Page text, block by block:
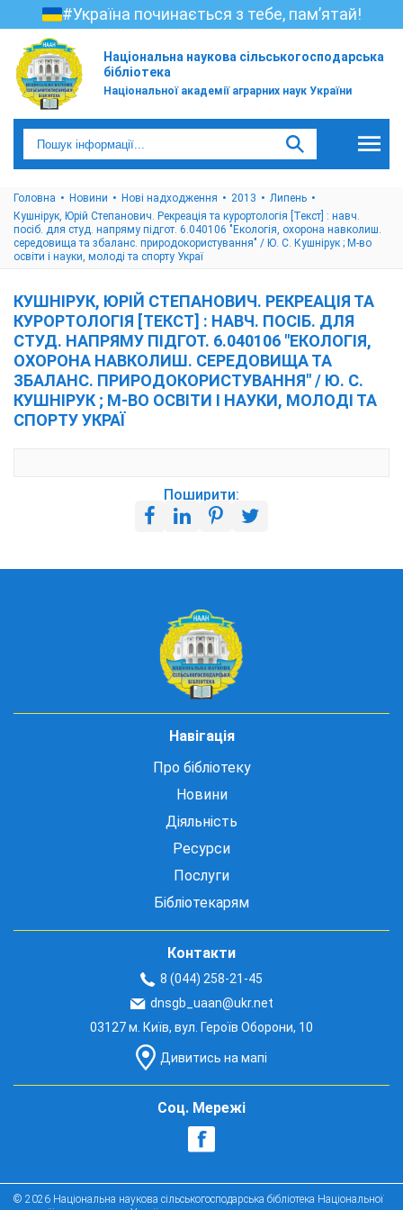
#Україна починається з тебе, пам’ятай!
Національна наукова сільськогосподарська
бібліотека
Національної академії аграрних наук України
Головна Новини Нові надходження 2013
Липень
Кушнірук, Юрій Степанович. Рекреація та курортологія [Текст] : навч.
посіб. для студ. напряму підгот. 6.040106 "Екологія, охорона навколиш.
середовища та збаланс. природокористування" / Ю. С. Кушнірук ; М-во
освіти і науки, молоді та спорту Украї
КУШНІРУК, ЮРІЙ СТЕПАНОВИЧ. РЕКРЕАЦІЯ ТА
КУРОРТОЛОГІЯ [ТЕКСТ] : НАВЧ. ПОСІБ. ДЛЯ
СТУД. НАПРЯМУ ПІДГОТ. 6.040106 "ЕКОЛОГІЯ,
ОХОРОНА НАВКОЛИШ. СЕРЕДОВИЩА ТА
ЗБАЛАНС. ПРИРОДОКОРИСТУВАННЯ" / Ю. С.
КУШНІРУК ; М-ВО ОСВІТИ І НАУКИ, МОЛОДІ ТА
СПОРТУ УКРАЇ
Поширити:
Навігація
Про бібліотеку
Новини
Діяльність
Ресурси
Послуги
Бібліотекарям
Контакти
8 (044) 258-21-45
dnsgb_uaan@ukr.net
03127 м. Київ, вул. Героїв Оборони, 10
Дивитись на мапі
Соц. Мережі
© 2026 Національна наукова сільськогосподарська бібліотека Національної